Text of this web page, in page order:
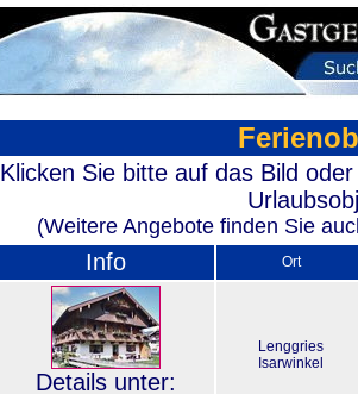
Klicken Sie bitte auf das Bild
(Weitere Angebote finden Sie
Info Ort
Details unter:
Lenggries
Isarwinkel